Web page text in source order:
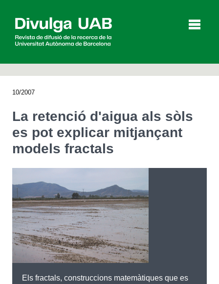
Agenda
Español
CERCAR
10/2007
La retenció d'aigua als sòls
es pot explicar mitjançant
models fractals
Els fractals, construccions matemàtiques que es